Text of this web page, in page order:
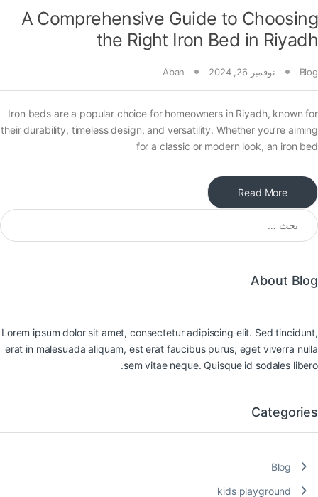
A Comprehensive Guide to Choosing
the Right Iron Bed in Riyadh
Blog نوفمبر 26, 2024 Aban
Iron beds are a popular choice for homeowners in Riyadh, known for
their durability, timeless design, and versatility. Whether you’re aiming
for a classic or modern look, an iron bed
Read More
About Blog
Lorem ipsum dolor sit amet, consectetur adipiscing elit. Sed tincidunt,
erat in malesuada aliquam, est erat faucibus purus, eget viverra nulla
sem vitae neque. Quisque id sodales libero.
Categories
Blog
kids playground